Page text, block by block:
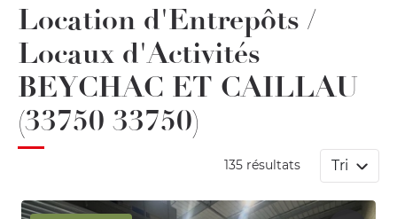
Location d'Entrepôts /
Locaux d'Activités
BEYCHAC ET CAILLAU
(33750 33750)
135 résultats Tri